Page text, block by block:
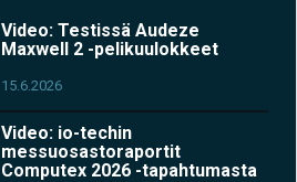
Video: Testissä Audeze
Maxwell 2 -pelikuulokkeet
15.6.2026
Video: io-techin
messuosastoraportit
Computex 2026 -tapahtumasta